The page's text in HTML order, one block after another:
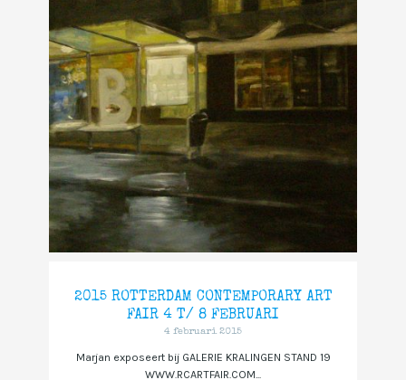
2015 ROTTERDAM CONTEMPORARY ART
FAIR 4 T/ 8 FEBRUARI
4 februari 2015
Marjan exposeert bij GALERIE KRALINGEN STAND 19
WWW.RCARTFAIR.COM...